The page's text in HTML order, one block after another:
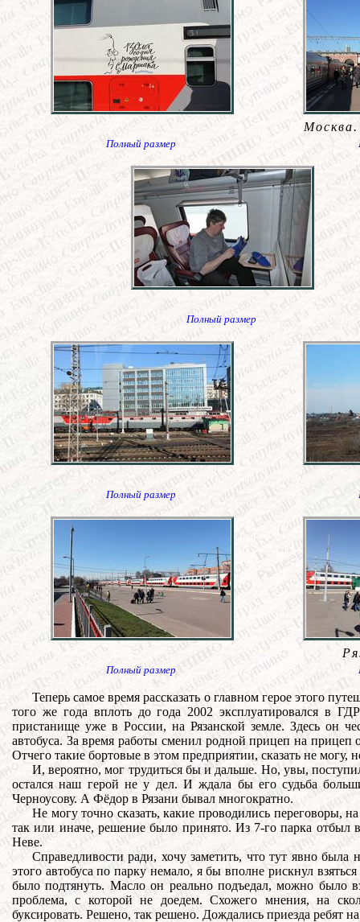
Москва.
Полный размер
Полный размер
Полный размер
Полный размер
Теперь самое время рассказать о главном герое этого
того же года вплоть до года 2002 эксплуатировался в
пристанище уже в России, на Рязанской земле. Здесь он
автобуса. За время работы сменил родной прицеп на
Отчего такие бортовые в этом предприятии, сказать не могу,
И, вероятно, мог трудиться бы и дальше. Но, увы,
остался наш герой не у дел. И ждала бы его судьба
Черноусову. А Фёдор в Рязани бывал многократно.
Не могу точно сказать, какие проводились переговоры,
так или иначе, решение было принято. Из 7-го парка отбыл
Неве.
Справедливости ради, хочу заметить, что тут явно была
этого автобуса по парку немало, я бы вполне рискнул
было подтянуть. Масло он реально подъедал, можно было
проблема, с которой не доедем. Схожего мнения, на
буксировать. Решено, так решено. Дождались приезда ребят